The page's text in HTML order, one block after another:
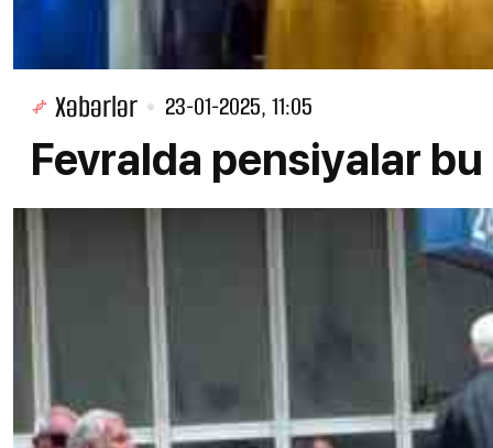
Xəbərlər 23-01-2025, 11:05
Fevralda pensiyalar